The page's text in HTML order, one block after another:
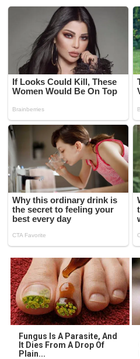
Fungus Is A Parasite, And
It Dies From A Drop Of
Plain...